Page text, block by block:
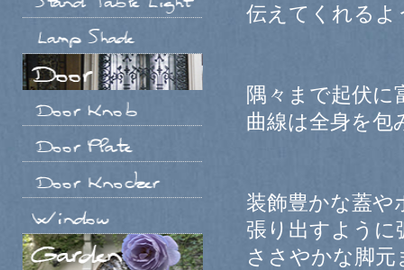
伝えてくれる
隅々まで起伏に
曲線は全身を包
装飾豊かな蓋や
張り出すように
ささやかな脚元